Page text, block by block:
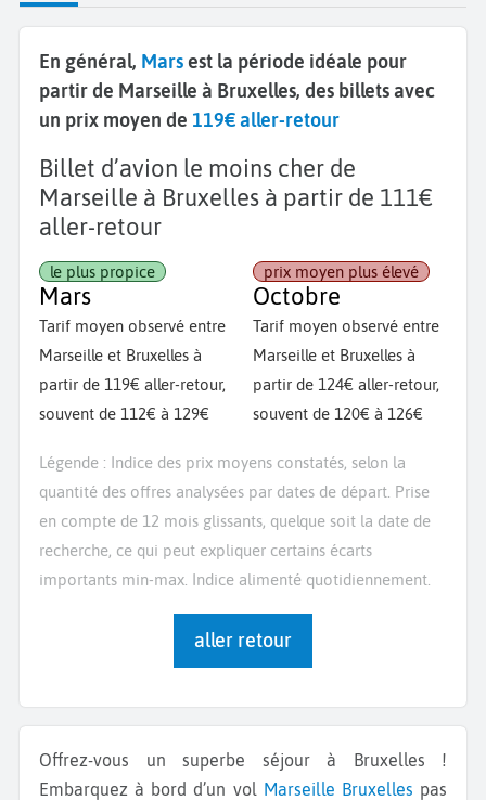
En général, Marsest la période idéale pour
partir de Marseille à Bruxelles, des billets avec
un prix moyen de 119€ aller-retour
aller retour
Billet d’avion le moins cher de
Marseille à Bruxelles à partir de 111€
aller-retour
Mars
le plus propice
Tarif moyen observé entre
Marseille et Bruxelles à
partir de 119€ aller-retour,
souvent de 112€ à 129€
Octobre
prix moyen plus élevé
Tarif moyen observé entre
Marseille et Bruxelles à
partir de 124€ aller-retour,
souvent de 120€ à 126€
Légende : Indice des prix moyens constatés, selon la
quantité des offres analysées par dates de départ. Prise
en compte de 12 mois glissants, quelque soit la date de
recherche, ce qui peut expliquer certains écarts
importants min-max. Indice alimenté quotidiennement.
Offrez-vous un superbe séjour à Bruxelles !
Embarquez à bord d’un vol Marseille Bruxelles pas